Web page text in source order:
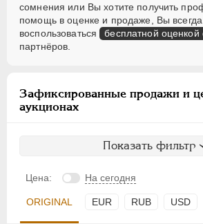
сомнения или Вы хотите получить
помощь в оценке и продаже, Вы
воспользоваться бесплатной оценкой
партнёров.
Зафиксированные продажи и
аукционах
Показать фильтр
Цена: На сегодня
ORIGINAL EUR RUB USD